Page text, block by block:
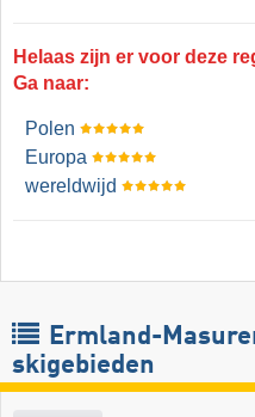
Helaas zijn er voor deze
Ga naar:
Polen
Europa
wereldwijd
Ermland-
skigebieden